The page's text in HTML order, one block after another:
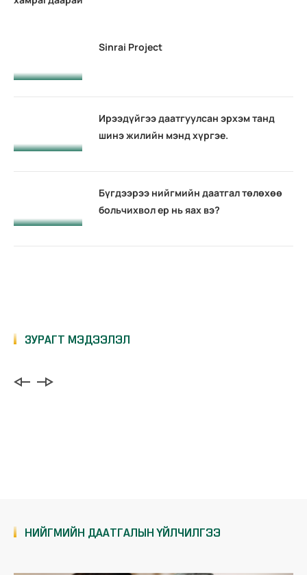
91.9 мянган даатгуулагч нийгмийн даатгалын
228.6 мянган иргэний тэтгэврийн зээлийг чөлөөллөө
Улаанбаатар хот дахь хэлтсүүдийн шуудангийн хаяг
2020-12-26
БНСУ дахь иргэдийнхээ нийгмийн баталгааг ханган
Sinrai Project
Ирээдүйгээ даатгуулсан эрхэм танд
шинэ жилийн мэнд хүргэе.
Бүгдээрээ нийгмийн даатгал төлөхөө
больчихвол ер нь яах вэ?
Нийгмийн даатгал төлөх ямар үр
ЗУРАГТ МЭДЭЭЛЭЛ
НИЙГМИЙН ДААТГАЛЫН ҮЙЛЧИЛГЭЭ